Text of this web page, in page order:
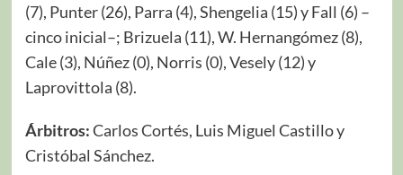
(7), Punter (26), Parra (4), Shengelia (15) y Fall (6) –
cinco inicial–; Brizuela (11), W. Hernangómez (8),
Cale (3), Núñez (0), Norris (0), Vesely (12) y
Laprovittola (8).
Árbitros:Carlos Cortés, Luis Miguel Castillo y
Cristóbal Sánchez.